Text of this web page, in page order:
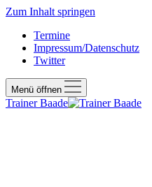
Zum Inhalt springen
Termine
Impressum/Datenschutz
Twitter
Menü öffnen
Trainer Baade